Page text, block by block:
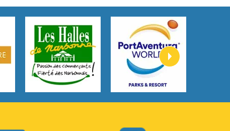
Heaven On Your Mind
Kygo
Heart On Fire
Lovecats
Hate that i made you love me
Ariana Grande –